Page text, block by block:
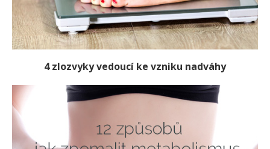
4 zlozvyky vedoucí ke vzniku nadváhy